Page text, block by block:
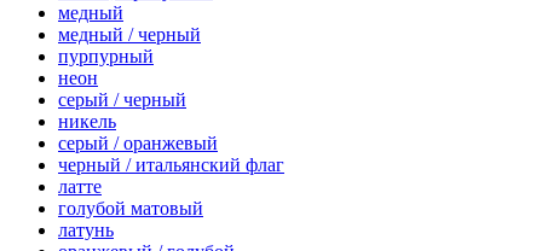
медный
медный / черный
пурпурный
неон
серый / черный
никель
серый / оранжевый
черный / итальянский флаг
латте
голубой матовый
латунь